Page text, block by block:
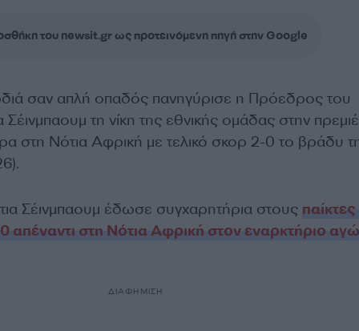
του newsit.gr ως προτεινόμενη πηγή στην Google
σαν απλή οπαδός πανηγύρισε η Πρόεδρος του
Σέινμπαουμ τη νίκη της εθνικής ομάδας στην
στη Νότια Αφρική με τελικό σκορ 2-0 το βράδυ
Σέινμπαουμ έδωσε συγχαρητήρια στους
απέναντι στη Νότια Αφρική στον εναρκτήριο
ΔΙΑΦΗΜΙΣΗ